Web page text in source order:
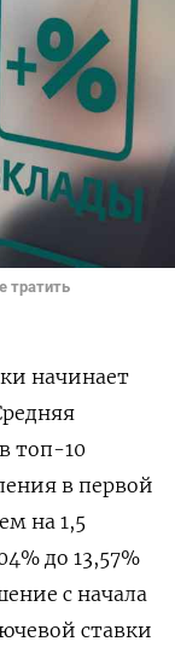
тратить
начинает
топ-10
в первой
на 1,5
до 13,57%
с начала
ставки